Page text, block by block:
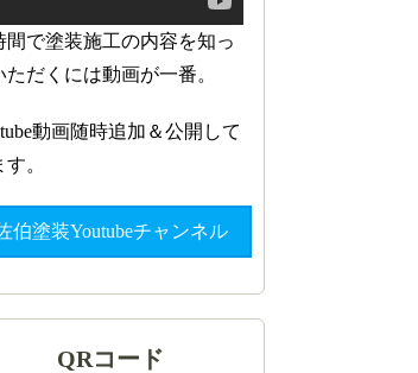
間で塗装施工の内容を知っ
ただくには動画が一番。
動画随時追加＆公開して
。
伯塗装Youtubeチャンネル
QRコード